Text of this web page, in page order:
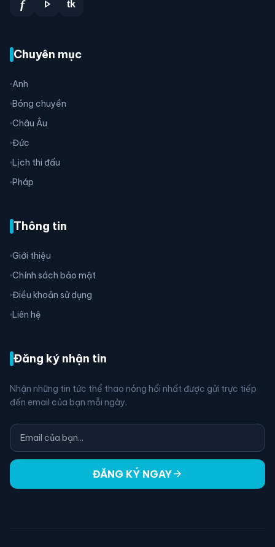
f play_arrow tk
Chuyên mục
Anh
Bóng chuyền
Châu Âu
Đức
Lịch thi đấu
Pháp
Thông tin
Giới thiệu
Chính sách bảo mật
Điều khoản sử dụng
Liên hệ
Đăng ký nhận tin
Nhận những tin tức thể thao nóng hổi nhất được gửi trực tiếp
đến email của bạn mỗi ngày.
ĐĂNG KÝ NGAYarrow_forward